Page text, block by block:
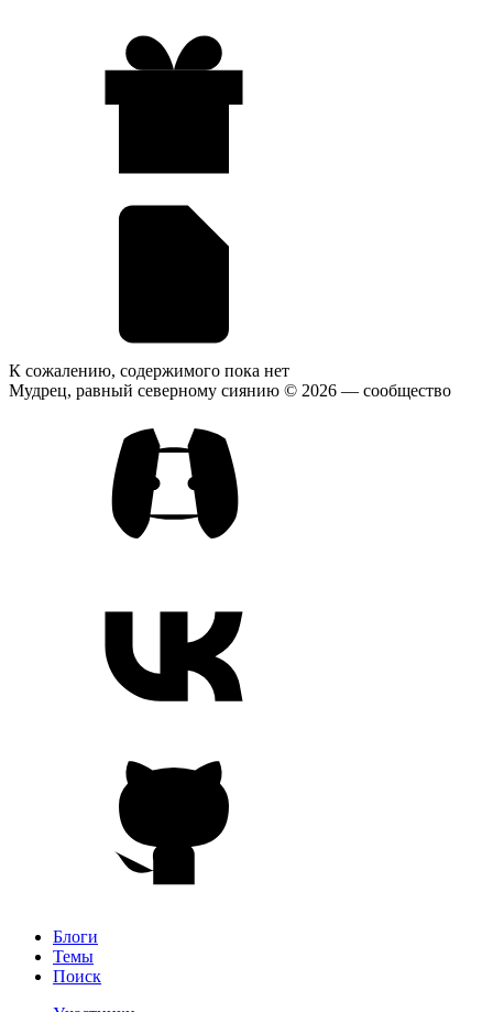
К сожалению, содержимого пока нет
Мудрец, равный северному сиянию © 2026 — сообщество
Блоги
Темы
Поиск